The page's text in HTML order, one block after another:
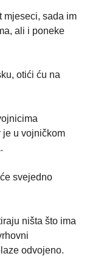
mjeseci, sada im
ali i poneke
otići ću na
je u vojničkom
svejedno
ništa što ima
odvojeno.